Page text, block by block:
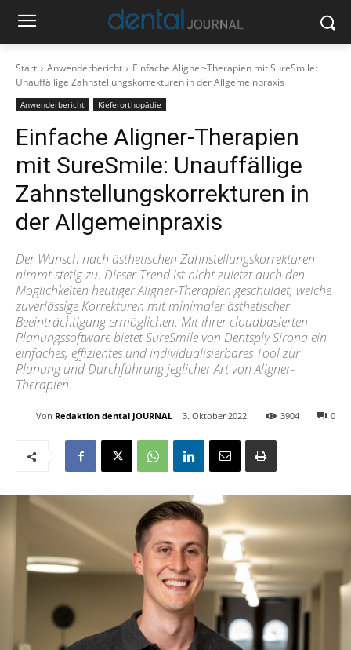
Start Anwenderbericht
Einfache Aligner-Therapien mit SureSmile:
Unauffällige Zahnstellungskorrekturen in der Allgemeinpraxis
Anwenderbericht Kieferorthopädie
Einfache Aligner-Therapien
mit SureSmile: Unauffällige
Zahnstellungskorrekturen in
der Allgemeinpraxis
Der Wunsch nach ästhetischen Zahnstellungskorrekturen
nimmt stetig zu. Dieser Trend ist nicht zuletzt auch den
Möglichkeiten heutiger Aligner-Therapien geschuldet, welche
zuverlässige Korrekturen mit minimaler ästhetischer
Beeinträchtigung ermöglichen. Mit ihrer cloudbasierten
Planungssoftware bietet SureSmile von Dentsply Sirona ein
einfaches, effizientes und individualisierbares Tool zur
Planung und Durchführung jeglicher Art von Aligner-
Therapien.
Von Redaktion dental JOURNAL 3. Oktober 2022 0
3904